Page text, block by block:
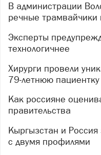
В администрации Вологды рассказали, почему
речные трамвайчики
Эксперты предупреждают: фейки становятся
технологичнее
Хирурги провели уникальную операцию и спасли
79‑летнюю пациентку
Как россияне оценивают работу президента и
правительства
Кыргызстан и Россия запускают единую SIM-карту
с двумя профилями